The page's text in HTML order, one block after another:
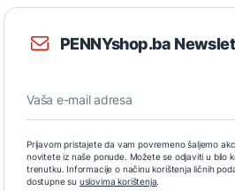
PENNYshop.ba
Prijavom pristajete da vam povremeno šaljemo
novitete iz naše ponude. Možete se odjaviti u bilo
trenutku. Informacije o načinu korištenja ličnih
dostupne su uslovima korištenja.